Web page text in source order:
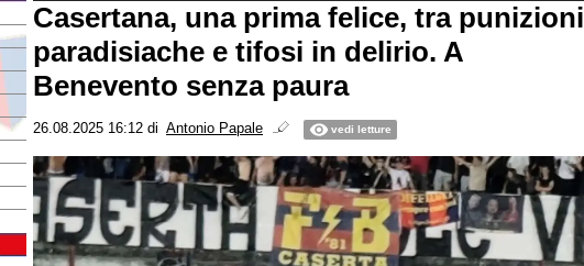
Casertana, una prima felice, tra punizioni
paradisiache e tifosi in delirio. A
Benevento senza paura
26.08.2025 16:12 di Antonio Papale vedi letture